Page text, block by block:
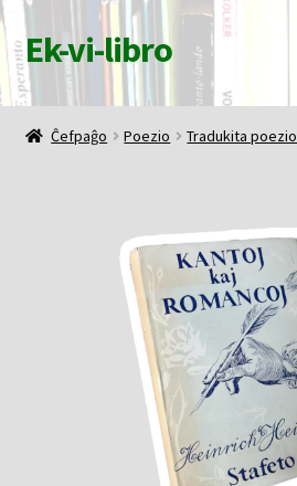
Pretersalti
al
navigado
Iri
rekte
al
la
enhavo
Ek-vi-libro
Ĉefpaĝo
Ĉefpaĝo Poezio Tradukita poezio